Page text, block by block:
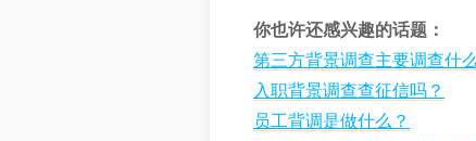
你也许还感兴趣的话题：
第三方背景调查主要调查什
入职背景调查查征信吗？
员工背调是做什么？